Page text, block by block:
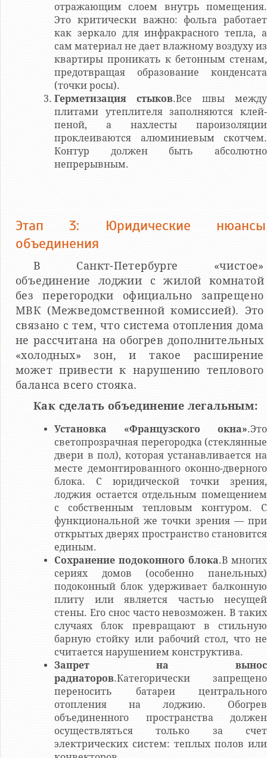
отражающим слоем внутрь помещения.
Это критически важно: фольга работает
как зеркало для инфракрасного тепла, а
сам материал не дает влажному воздуху из
квартиры проникать к бетонным стенам,
предотвращая образование конденсата
(точки росы).
Герметизация стыков.Все швы между
плитами утеплителя заполняются клей-
пеной, а нахлесты пароизоляции
проклеиваются алюминиевым скотчем.
Контур должен быть абсолютно
непрерывным.
Этап 3: Юридические нюансы
объединения
В Санкт-Петербурге «чистое»
объединение лоджии с жилой комнатой
без перегородки официально запрещено
МВК (Межведомственной комиссией). Это
связано с тем, что система отопления дома
не рассчитана на обогрев дополнительных
«холодных» зон, и такое расширение
может привести к нарушению теплового
баланса всего стояка.
Как сделать объединение легальным:
Установка «Французского окна».Это
светопрозрачная перегородка (стеклянные
двери в пол), которая устанавливается на
месте демонтированного оконно-дверного
блока. С юридической точки зрения,
лоджия остается отдельным помещением
с собственным тепловым контуром. С
функциональной же точки зрения — при
открытых дверях пространство становится
единым.
Сохранение подоконного блока.В многих
сериях домов (особенно панельных)
подоконный блок удерживает балконную
плиту или является частью несущей
стены. Его снос часто невозможен. В таких
случаях блок превращают в стильную
барную стойку или рабочий стол, что не
считается нарушением конструктива.
Запрет на вынос
радиаторов.Категорически запрещено
переносить батареи центрального
отопления на лоджию. Обогрев
объединенного пространства должен
осуществляться только за счет
электрических систем: теплых полов или